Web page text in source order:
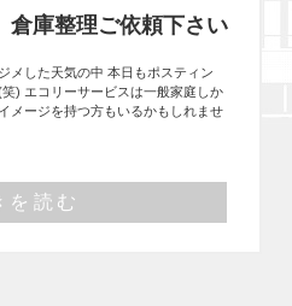
倉庫整理ご依頼下さい
メした天気の中 本日もポスティン
) エコリーサービスは一般家庭しか
メージを持つ方もいるかもしれませ
を読む